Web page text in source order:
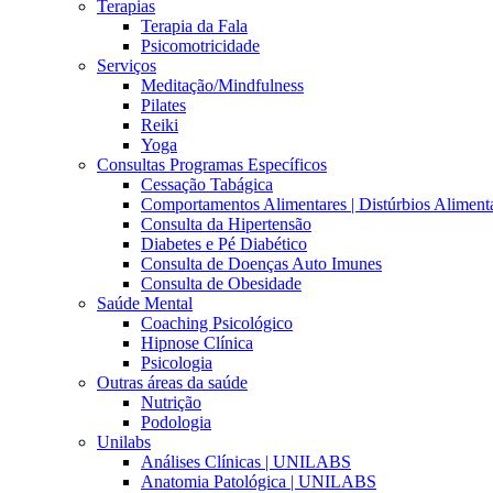
Terapias
Terapia da Fala
Psicomotricidade
Serviços
Meditação/Mindfulness
Pilates
Reiki
Yoga
Consultas Programas Específicos
Cessação Tabágica
Comportamentos Alimentares | Distúrbios
Consulta da Hipertensão
Diabetes e Pé Diabético
Consulta de Doenças Auto Imunes
Consulta de Obesidade
Saúde Mental
Coaching Psicológico
Hipnose Clínica
Psicologia
Outras áreas da saúde
Nutrição
Podologia
Unilabs
Análises Clínicas | UNILABS
Anatomia Patológica | UNILABS